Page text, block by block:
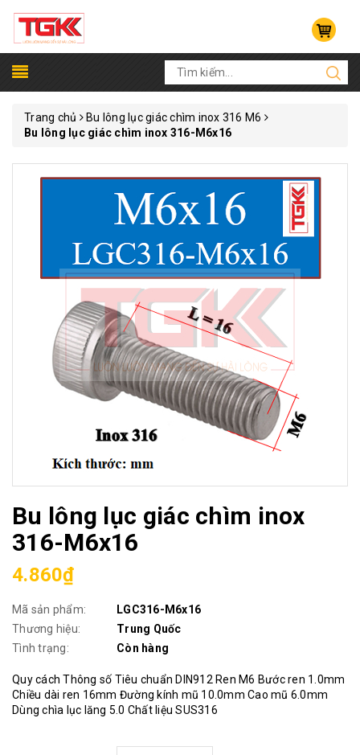
Trang chủ
Bu lông lục giác chìm inox 316 M6
Bu lông lục giác chìm inox 316-M6x16
Bu lông lục giác chìm inox
316-M6x16
4.860₫
Mã sản phẩm:
LGC316-M6x16
Thương hiệu:
Trung Quốc
Tình trạng:
Còn hàng
Quy cách Thông số Tiêu chuẩn DIN912 Ren M6 Bước ren 1.0mm
Chiều dài ren 16mm Đường kính mũ 10.0mm Cao mũ 6.0mm
Dùng chìa lục lăng 5.0 Chất liệu SUS316